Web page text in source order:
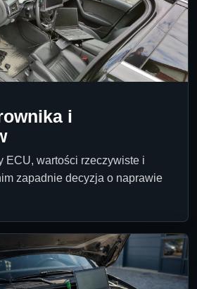
i
ECU, wartości rzeczywiste i
zapadnie decyzja o naprawie